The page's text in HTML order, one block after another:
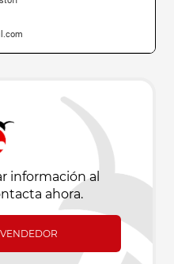
información al
ahora.